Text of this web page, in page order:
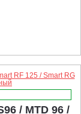
/ MTD 96 /